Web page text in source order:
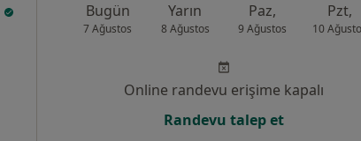
Bugün
7 Ağustos
Yarın
8 Ağustos
Paz,
9 Ağustos
Pzt,
10
Online randevu erişime kapalı
Randevu talep et